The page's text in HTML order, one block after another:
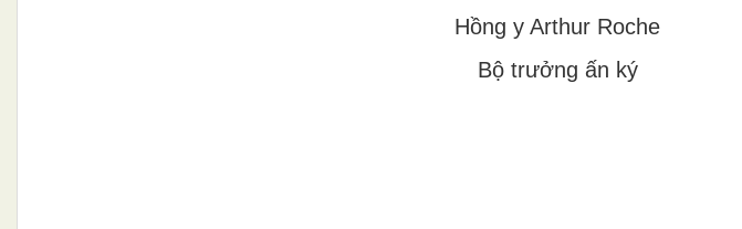
Hồng y Arthur Roche
Bộ trưởng ấn ký